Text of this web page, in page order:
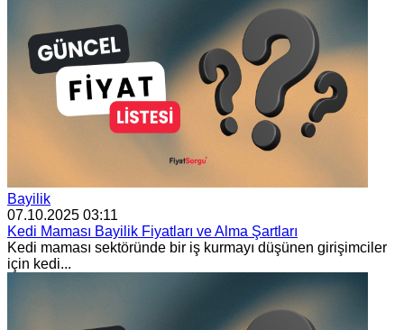
Bayilik
07.10.2025 03:11
Kedi Maması Bayilik Fiyatları ve Alma Şartları
Kedi maması sektöründe bir iş kurmayı düşünen girişimciler
için kedi...